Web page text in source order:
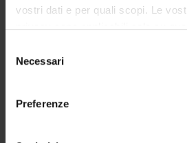
vostri dati e per quali scopi. Le
privacy sono applicabili solo su
modificare o revocare il proprio
momento dalla Dichiarazione sui
delNecessari
Preferenze
Bacheca avvisi
Organi collegiali e di governo